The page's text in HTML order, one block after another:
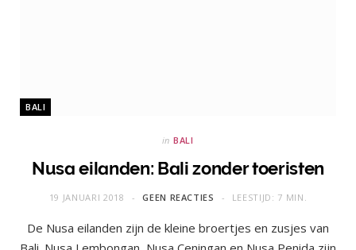
BALI
in BALI
Nusa eilanden: Bali zonder toeristen
19 JANUARI 2018 GEEN REACTIES LEESTIJD: 7 MIN.
De Nusa eilanden zijn de kleine broertjes en zusjes van